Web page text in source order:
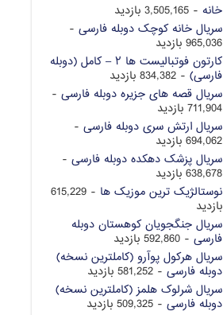
خانه - 3,505,165 بازدید
سریال خانه کوچک دوبله فارسی -
965,036 بازدید
کارتون فوتبالیست ها ۲ – کامل (دوبله
فارسی) - 834,382 بازدید
سریال قصه های جزیره دوبله فارسی -
711,904 بازدید
سریال ارتش سری دوبله فارسی -
694,062 بازدید
سریال پزشک دهکده دوبله فارسی -
638,678 بازدید
نوستالژیک ترین موزیک ها
- 615,229
بازدید
سریال جنگجویان کوهستان دوبله
فارسی - 592,860 بازدید
سریال هرکول پوآرو (کاملترین نسخه)
دوبله فارسی - 581,252 بازدید
سریال شرلوک هلمز (کاملترین نسخه)
دوبله فارسی - 509,325 بازدید